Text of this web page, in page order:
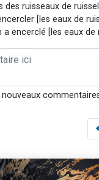
ruisseaux de
[les eaux de
encerclé [les eaux